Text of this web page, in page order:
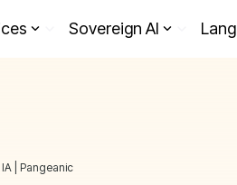
Sovereign AI
| Pangeanic